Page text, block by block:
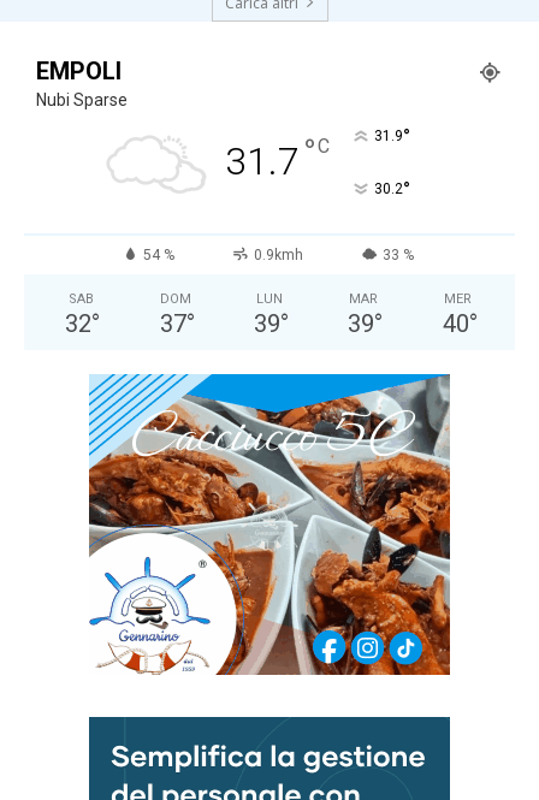
EMPOLI
Nubi Sparse
31.7 °C 31.9°
30.2°
54 % 0.9kmh 33 %
SAB
32°
DOM
37°
LUN
39°
MAR
39°
MER
40°